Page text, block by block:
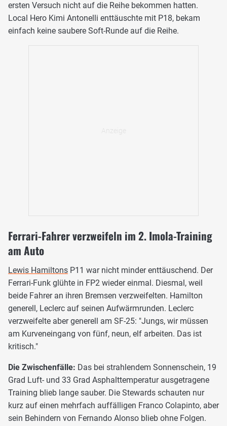
ersten Versuch nicht auf die Reihe bekommen hatten.
Local Hero Kimi Antonelli enttäuschte mit P18, bekam
einfach keine saubere Soft-Runde auf die Reihe.
Ferrari-Fahrer verzweifeln im 2. Imola-Training
am Auto
Lewis Hamiltons P11 war nicht minder enttäuschend. Der
Ferrari-Funk glühte in FP2 wieder einmal. Diesmal, weil
beide Fahrer an ihren Bremsen verzweifelten. Hamilton
generell, Leclerc auf seinen Aufwärmrunden. Leclerc
verzweifelte aber generell am SF-25: "Jungs, wir müssen
am Kurveneingang von fünf, neun, elf arbeiten. Das ist
kritisch."
Die Zwischenfälle: Das bei strahlendem Sonnenschein, 19
Grad Luft- und 33 Grad Asphalttemperatur ausgetragene
Training blieb lange sauber. Die Stewards schauten nur
kurz auf einen mehrfach auffälligen Franco Colapinto, aber
sein Behindern von Fernando Alonso blieb ohne Folgen.